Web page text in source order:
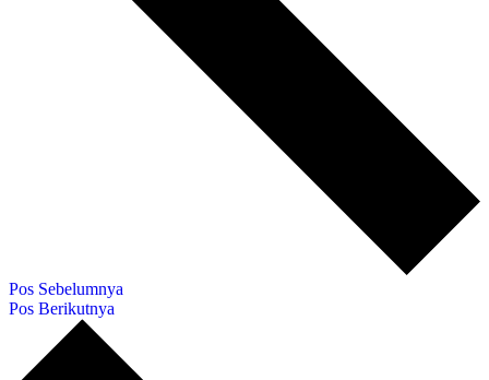
Pos Sebelumnya
Pos Berikutnya